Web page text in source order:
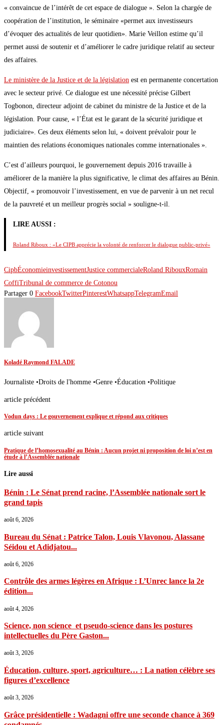
« convaincue de l’intérêt de cet espace de dialogue ». Selon la chargée de
coopération de l’institution, le séminaire «permet aux investisseurs
d’évoquer des actualités de leur quotidien». Marie Veillon estime qu’il
permet aussi de soutenir et d’améliorer le cadre juridique relatif au secteur
des affaires.
Le ministère de la Justice et de la législation est en permanente concertation
avec le secteur privé. Ce dialogue est une nécessité précise Gilbert
Togbonon, directeur adjoint de cabinet du ministre de la Justice et de la
législation. Pour cause, « l’État est le garant de la sécurité juridique et
judiciaire». Ces deux éléments selon lui, « doivent prévaloir pour le
maintien des relations économiques nationales comme internationales ».
C’est d’ailleurs pourquoi, le gouvernement depuis 2016 travaille à
améliorer de la manière la plus significative, le climat des affaires au Bénin.
Objectif, « promouvoir l’investissement, en vue de parvenir à un net recul
de la pauvreté et un meilleur progrès social » souligne-t-il.
LIRE AUSSI :
Roland Riboux : «Le CIPB apprécie la volonté de renforcer le dialogue public-privé»
CipbÉconomieinvestissementJustice commercialeRoland RibouxRomain
CoffiTribunal de commerce de Cotonou
Partager 0 FacebookTwitterPinterestWhatsappTelegramEmail
Koladé Raymond FALADE
Journaliste •Droits de l'homme •Genre •Éducation •Politique
article précédent
Vodun days : Le gouvernement explique et répond aux critiques
article suivant
Pratique de l’homosexualité au Bénin : Aucun projet ni proposition de loi n’est en
étude à l’Assemblée nationale
Lire aussi
Bénin : Le Sénat prend racine, l’Assemblée nationale sort le
grand tapis
août 6, 2026
Bureau du Sénat : Patrice Talon, Louis Vlavonou, Alassane
Séidou et Adidjatou...
août 6, 2026
Contrôle des armes légères en Afrique : L’Unrec lance la 2e
édition...
août 4, 2026
Science, non science et pseudo-science dans les postures
intellectuelles du Père Gaston...
août 3, 2026
Éducation, culture, sport, agriculture… : La nation célèbre ses
figures d’excellence
août 3, 2026
Grâce présidentielle : Wadagni offre une seconde chance à 369